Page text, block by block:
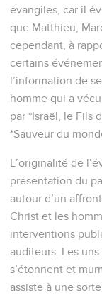
évangiles, car il
que Matthieu,
cependant, à
certains
l’information de
homme qui a
par *Israël, le Fils
*Sauveur du
L’originalité de
présentation du
autour d’un
Christ et les
interventions
auditeurs. Les
s’étonnent et
assiste à une